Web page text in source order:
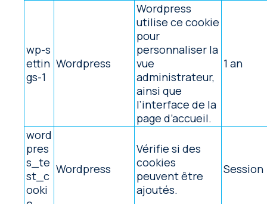
wp-s
ettin
gs-1
Wordpress
Wordpress
utilise ce cookie
pour
personnaliser la
vue
administrateur,
ainsi que
l’interface de la
page d’accueil.
1 an
word
pres
s_te
st_c
ooki
Wordpress
Vérifie si des
cookies
peuvent être
ajoutés.
Session